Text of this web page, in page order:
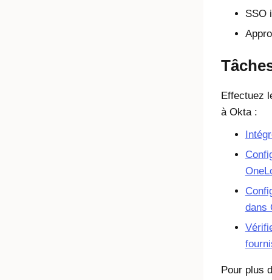
SSO
Effectuez
à Okta :
dans
Pour plus